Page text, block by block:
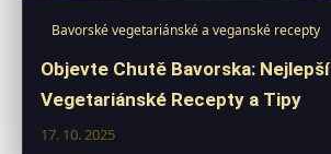
Bavorské vegetariánské a veganské recepty
Objevte Chutě Bavorska: Nejlepší
Vegetariánské Recepty a Tipy
17. 10. 2025